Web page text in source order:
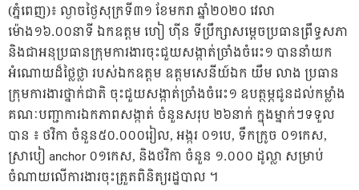
(ភ្នំពេញ)៖ ល្ងាចថ្ងៃសុក្រទី៣១ ខែមករា ឆ្នាំ២០២០ វេលា
ម៉ោង១៦.០០នាទី ឯកឧត្តម ហៀ ហ៊ីន ទីប្រឹក្សាសម្តេចប្រធានព្រឹទ្ធសភា
និងជាអនុប្រធានក្រុមការងារចុះជួយសង្កាត់ច្រាំងចំរេះ១ បាននាំយក
អំណោយដ៏ថ្លៃថ្លា របស់ឯកឧត្តម ឧត្តមសេនីយ៍ឯក យឹម លាង ប្រធាន
ក្រុមការងារថ្នាក់ជាតិ ចុះជួយសង្កាត់ច្រាំងចំរេះ១ ឧបត្ថម្ភជូនដល់កម្លាំង
គណៈបញ្ជាការឯកភាពសង្កាត់ ចំនួនសរុប ២៦នាក់ ក្នុងម្នាក់ៗទទួល
បាន ៖ ថវិកា ចំនួន៥០.០០០រៀល, អង្ករ ០១បេ, ទឹកក្រូច ០១កេស,
ស្រាបៀ anchor ០១កេស, និងថវិកា ចំនួន ១.០០០ ដូល្លា សម្រាប់
ចំណាយលើការងារចុះត្រួតពិនិត្យរដ្ឋបាល ។